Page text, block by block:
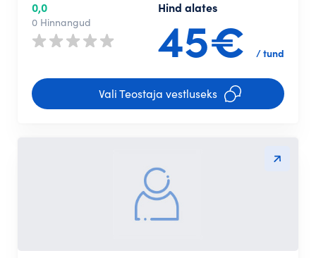
Vali Teostaja vestluseks
Hind alates
45€ / tund
0,0
0 Hinnangud